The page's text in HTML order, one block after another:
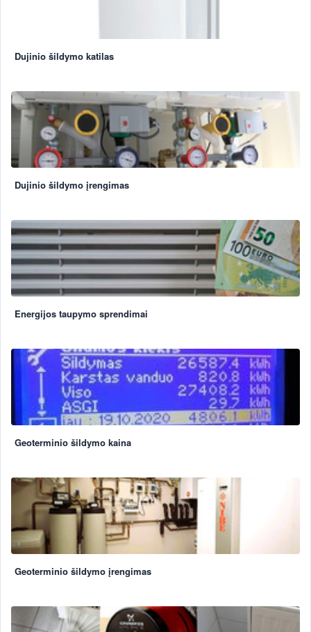
Dujinio šildymo katilas
Dujinio šildymo įrengimas
Energijos taupymo sprendimai
Geoterminio šildymo kaina
Geoterminio šildymo įrengimas